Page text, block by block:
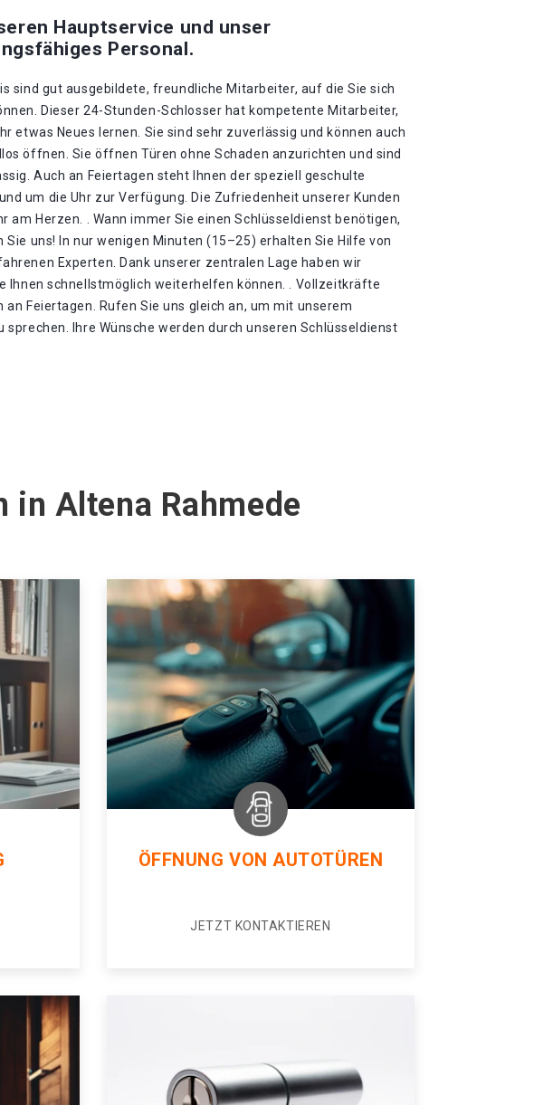
Hauptservice und unser
Personal.
sind gut ausgebildete, freundliche Mitarbeiter, auf die Sie sich
Dieser 24-Stunden-Schlosser hat kompetente Mitarbeiter,
etwas Neues lernen. Sie sind sehr zuverlässig und können auch
öffnen. Sie öffnen Türen ohne Schaden anzurichten und sind
Auch an Feiertagen steht Ihnen der speziell geschulte
um die Uhr zur Verfügung. Die Zufriedenheit unserer Kunden
am Herzen. . Wann immer Sie einen Schlüsseldienst benötigen,
Sie uns! In nur wenigen Minuten (15–25) erhalten Sie Hilfe von
Experten. Dank unserer zentralen Lage haben wir
Ihnen schnellstmöglich weiterhelfen können. . Vollzeitkräfte
an Feiertagen. Rufen Sie uns gleich an, um mit unserem
sprechen. Ihre Wünsche werden durch unseren Schlüsseldienst
in Altena Rahmede
ÖFFNUNG VON AUTOTÜREN
JETZT KONTAKTIEREN